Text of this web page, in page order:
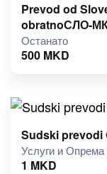
Prevod od
obratnoСЛО-
Останато
500 MKD
Sudski prevodi
Услуги и Опрема
1 MKD